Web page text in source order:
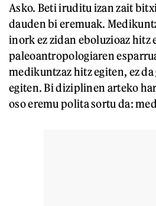
Asko. Beti iruditu izan zait
dauden bi eremuak.
inork ez zidan eboluzioaz hitz
paleoantropologiaren
medikuntzaz hitz egiten, ez
egiten. Bi diziplinen arteko
oso eremu polita sortu da: